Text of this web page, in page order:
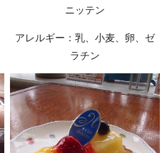
ニッテン
アレルギー：乳、小麦、卵、ゼ
ラチン